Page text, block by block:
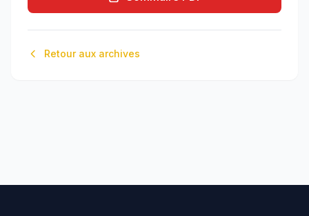
Retour aux archives